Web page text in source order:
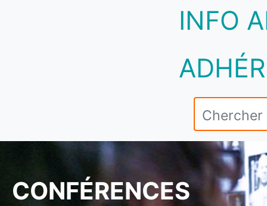
INFO
CONFÉRENCES